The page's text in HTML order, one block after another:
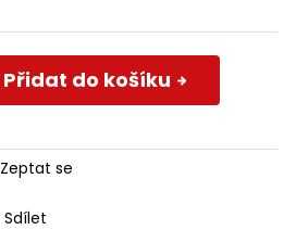
Přidat do košíku
Zeptat se
Sdílet